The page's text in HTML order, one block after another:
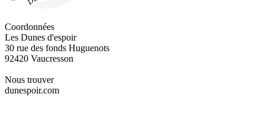
Coordonnées
Les Dunes d'espoir
30 rue des fonds Huguenots
92420 Vaucresson
Nous trouver
dunespoir.com